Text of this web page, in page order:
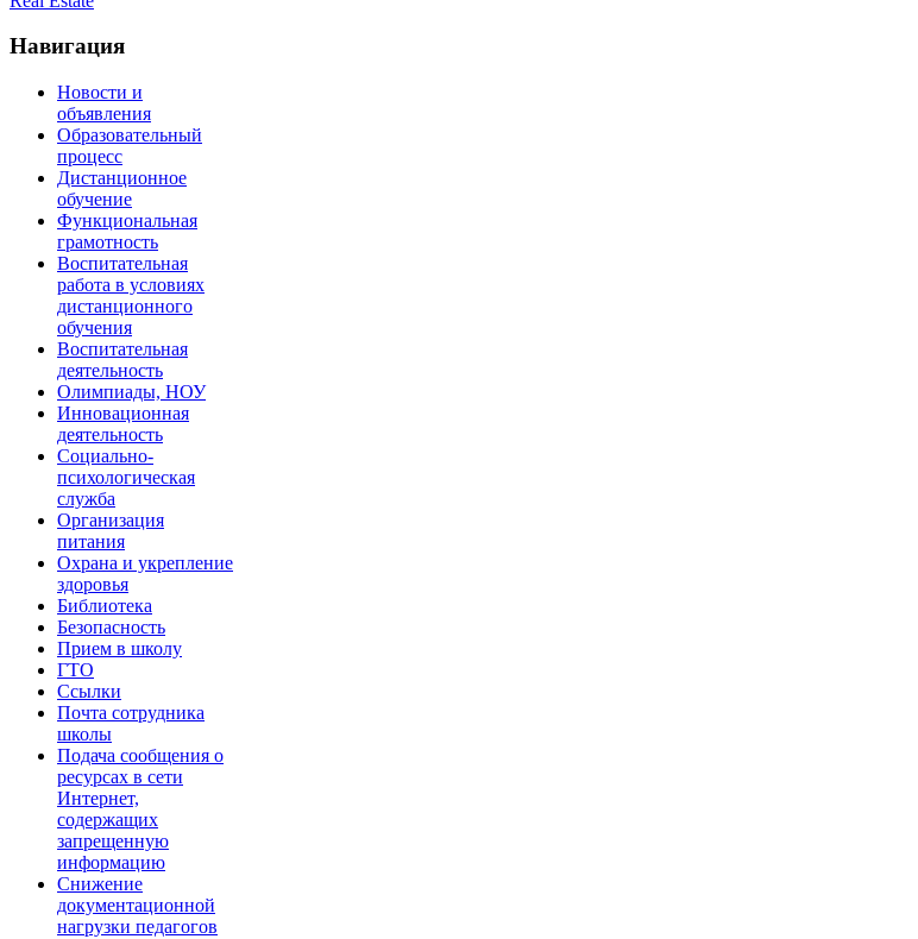
Навигация
Новости и
объявления
Образовательный
процесс
Дистанционное
обучение
Функциональная
грамотность
Воспитательная
работа в условиях
дистанционного
обучения
Воспитательная
деятельность
Олимпиады, НОУ
Инновационная
деятельность
Социально-
психологическая
служба
Организация
питания
Охрана и укрепление
здоровья
Библиотека
Безопасность
Прием в школу
ГТО
Ссылки
Почта сотрудника
школы
Подача сообщения о
ресурсах в сети
Интернет,
содержащих
запрещенную
информацию
Снижение
документационной
нагрузки педагогов